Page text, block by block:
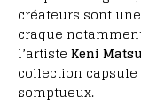
créateurs sont
craque
l’artiste Keni
collection
somptueux.